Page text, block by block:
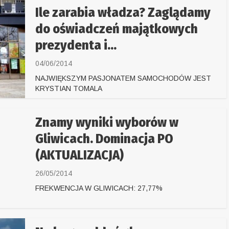
Ile zarabia władza? Zaglądamy
do oświadczeń majątkowych
prezydenta i...
04/06/2014
NAJWIĘKSZYM PASJONATEM SAMOCHODÓW JEST
KRYSTIAN TOMALA
Znamy wyniki wyborów w
Gliwicach. Dominacja PO
(AKTUALIZACJA)
26/05/2014
FREKWENCJA W GLIWICACH: 27,77%